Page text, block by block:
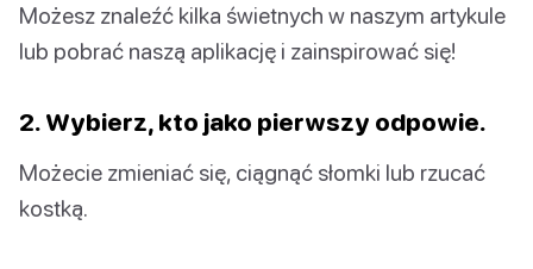
Możesz znaleźć kilka świetnych w naszym artykule
lub pobrać naszą aplikację i zainspirować się!
2. Wybierz, kto jako pierwszy odpowie.
Możecie zmieniać się, ciągnąć słomki lub rzucać
kostką.